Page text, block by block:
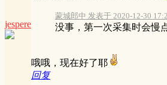
jespere
蒙城郎中 发表于 2020-12-30
没事，第一次采集时会慢
哦哦，现在好了耶
回复